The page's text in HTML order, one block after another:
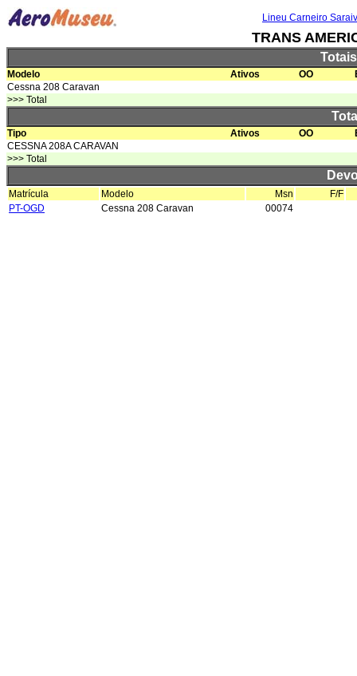
Lineu Carneiro
TRANS
Modelo Ativos OO
Cessna 208 Caravan
>>> Total
Tipo Ativos OO
CESSNA 208A CARAVAN
>>> Total
Matrícula Modelo Msn
F/F
PT-OGD
Cessna 208 Caravan 00074